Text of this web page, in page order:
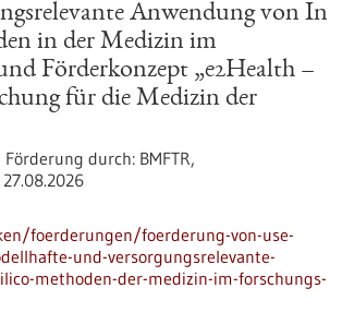
Anwendung von In
in der Medizin im
Förderkonzept „e2Health –
für die Medizin der
Förderung durch: BMFTR,
27.08.2026
foerderungen/foerderung-von-use-
und-versorgungsrelevante-
methoden-der-medizin-im-forschungs-